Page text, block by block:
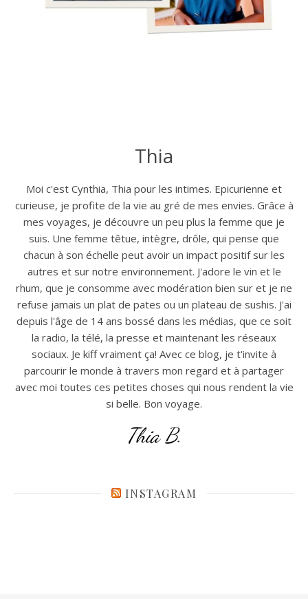
Thia
Moi c'est Cynthia, Thia pour les intimes. Epicurienne et
curieuse, je profite de la vie au gré de mes envies. Grâce à
mes voyages, je découvre un peu plus la femme que je
suis. Une femme têtue, intègre, drôle, qui pense que
chacun à son échelle peut avoir un impact positif sur les
autres et sur notre environnement. J'adore le vin et le
rhum, que je consomme avec modération bien sur et je ne
refuse jamais un plat de pates ou un plateau de sushis. J'ai
depuis l'âge de 14 ans bossé dans les médias, que ce soit
la radio, la télé, la presse et maintenant les réseaux
sociaux. Je kiff vraiment ça! Avec ce blog, je t'invite à
parcourir le monde à travers mon regard et à partager
avec moi toutes ces petites choses qui nous rendent la vie
si belle. Bon voyage.
Thia B.
INSTAGRAM